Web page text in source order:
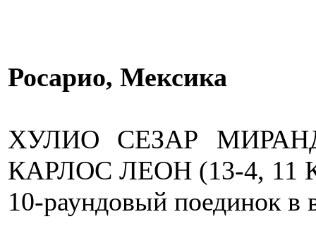
Росарио, Мексика
ХУЛИО СЕЗАР
КАРЛОС ЛЕОН (13-4, 11
10-раундовый поединок в